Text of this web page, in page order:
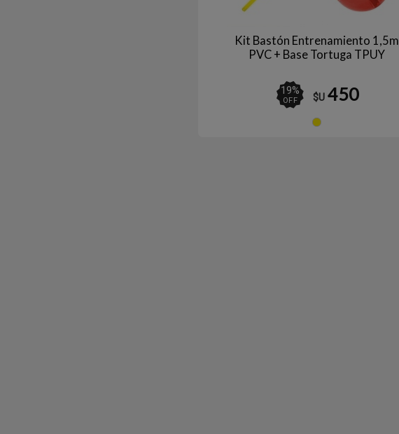
Kit Bastón Entrenamiento 1,5m
PVC + Base Tortuga TPUY
19%
OFF $U 450